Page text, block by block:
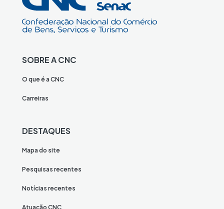
SOBRE A CNC
O que é a CNC
Carreiras
DESTAQUES
Mapa do site
Pesquisas recentes
Notícias recentes
Atuação CNC